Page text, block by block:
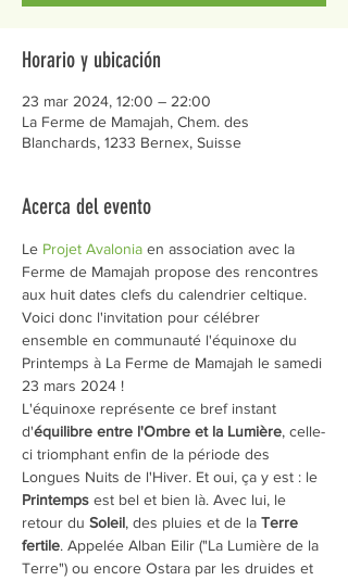
Horario y ubicación
23 mar 2024, 12:00 – 22:00
La Ferme de Mamajah, Chem. des
Blanchards, 1233 Bernex, Suisse
Acerca del evento
Le Projet Avalonia en association avec la
Ferme de Mamajah propose des rencontres
aux huit dates clefs du calendrier celtique.
Voici donc l'invitation pour célébrer
ensemble en communauté l'équinoxe du
Printemps à La Ferme de Mamajah le samedi
23 mars 2024 !
L'équinoxe représente ce bref instant
d'équilibre entre l'Ombre et la Lumière, celle-
ci triomphant enfin de la période des
Longues Nuits de l'Hiver. Et oui, ça y est : le
Printemps est bel et bien là. Avec lui, le
retour du Soleil, des pluies et de la Terre
fertile. Appelée Alban Eilir ("La Lumière de la
Terre") ou encore Ostara par les druides et